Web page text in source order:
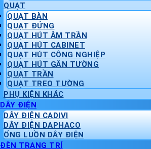
QUẠT
QUẠT BÀN
QUẠT ĐỨNG
QUẠT HÚT ÂM TRẦN
QUẠT HÚT CABINET
QUẠT HÚT CÔNG NGHIỆP
QUẠT HÚT GẮN TƯỜNG
QUẠT TRẦN
QUẠT TREO TƯỜNG
PHỤ KIỆN KHÁC
DÂY ĐIỆN
DÂY ĐIỆN CADIVI
DÂY ĐIỆN DAPHACO
ỐNG LUỒN DÂY ĐIỆN
ĐÈN TRANG TRÍ